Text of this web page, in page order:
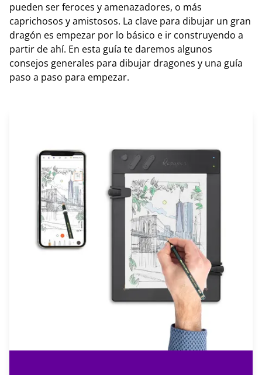
pueden ser feroces y amenazadores, o más
caprichosos y amistosos. La clave para dibujar un gran
dragón es empezar por lo básico e ir construyendo a
partir de ahí. En esta guía te daremos algunos
consejos generales para dibujar dragones y una guía
paso a paso para empezar.